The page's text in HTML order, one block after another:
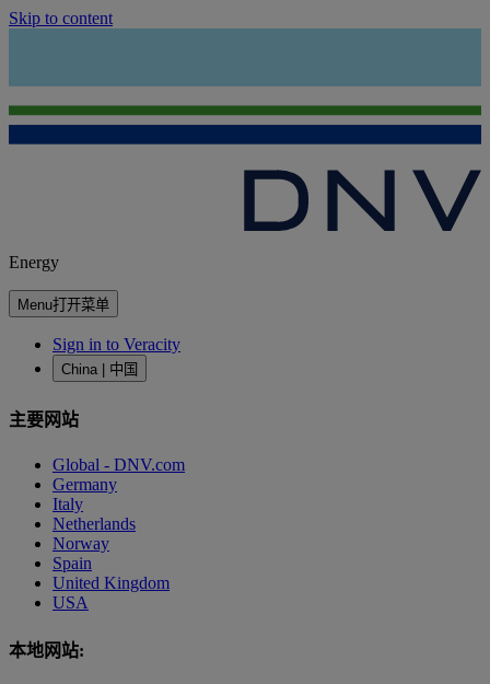
Skip to content
Energy
Menu打开菜单
Sign in to Veracity
China | 中国
主要网站
Global - DNV.com
Germany
Italy
Netherlands
Norway
Spain
United Kingdom
USA
本地网站: